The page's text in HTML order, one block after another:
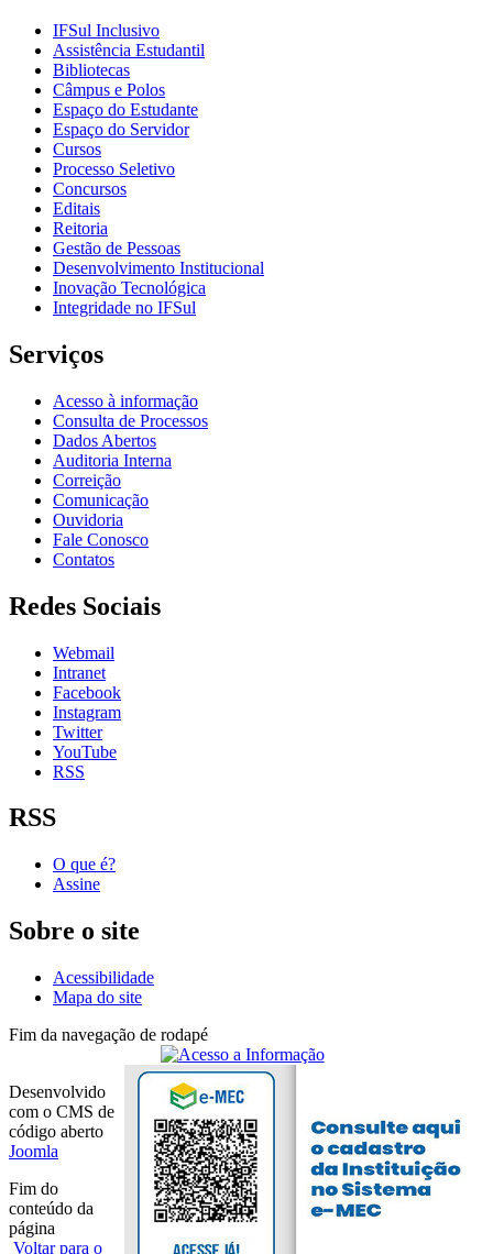
IFSul Inclusivo
Assistência Estudantil
Bibliotecas
Câmpus e Polos
Espaço do Estudante
Espaço do Servidor
Cursos
Processo Seletivo
Concursos
Editais
Reitoria
Gestão de Pessoas
Desenvolvimento Institucional
Inovação Tecnológica
Integridade no IFSul
Serviços
Acesso à informação
Consulta de Processos
Dados Abertos
Auditoria Interna
Correição
Comunicação
Ouvidoria
Fale Conosco
Contatos
Redes Sociais
Webmail
Intranet
Facebook
Instagram
Twitter
YouTube
RSS
RSS
O que é?
Assine
Sobre o site
Acessibilidade
Mapa do site
Fim da navegação de rodapé
Desenvolvido
com o CMS de
código aberto
Joomla
Fim do
conteúdo da
página
Voltar para o